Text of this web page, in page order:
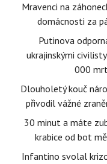
Mravenci na
domácnosti za
Putinova
ukrajinskými
000
Dlouholetý kouč
přivodil vážné
30 minut a máte
krabice od bot
Infantino svolal